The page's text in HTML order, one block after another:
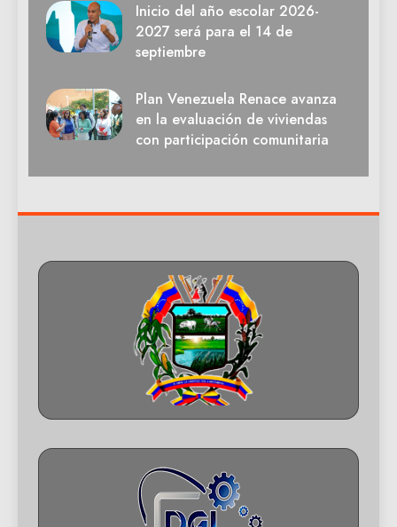
Inicio del año escolar 2026-
2027 será para el 14 de
septiembre
Plan Venezuela Renace avanza
en la evaluación de viviendas
con participación comunitaria